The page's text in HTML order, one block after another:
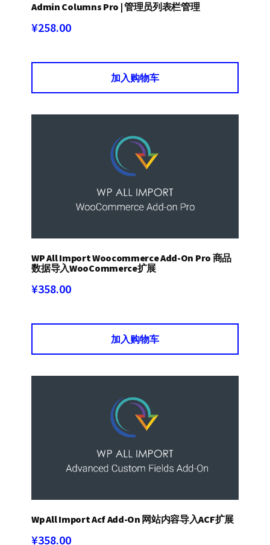
Admin Columns Pro | 管理员列表栏管理
¥258.00
加入购物车
WP All Import Woocommerce Add-On Pro 商品
数据导入WooCommerce扩展
¥358.00
加入购物车
Wp All Import Acf Add-On 网站内容导入ACF扩展
¥358.00